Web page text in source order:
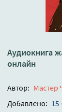
Аудиокнига
онлайн
Автор: Мастер
Добавлено: